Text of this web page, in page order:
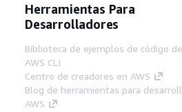
Herramientas Para
Desarrolladores
Biblioteca de ejemplos de código
AWS CLI
Centro de creadores en AWS
Blog de herramientas para
AWS